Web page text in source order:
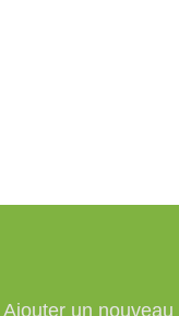
Ajouter un nouveau